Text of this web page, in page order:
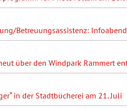
Betreuungsassistenz:
über den Windpark Rammert
in der Stadtbücherei am 21. Juli